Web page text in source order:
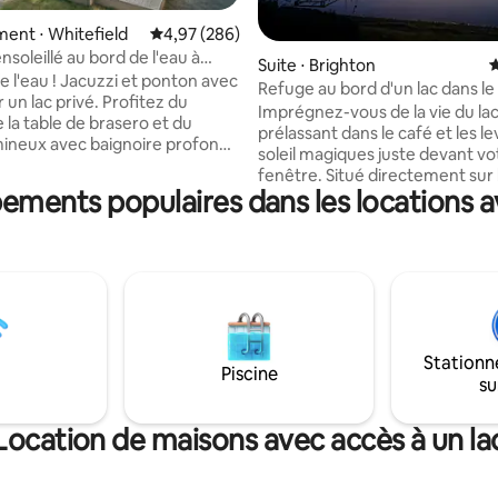
base de 228 commentaires : 4,96 sur 5
⋅ Whitefield Évaluation moyenne sur la base de 286
4,97 (286)
au bord de l'eau à
l'eau ! Jacuzzi et ponton avec
un lac privé. Profitez du
la table de brasero et du
avec baignoire profonde
dans la cuisine ou faites
dans le pavillon au bord de
de vins
gratuite ! C'est plus qu'un
une escapade avec des
de sentiers et un étang privé
Suite ⋅ Brighton
Refuge au bord d'un lac dans
du Vermont
Imprégnez-vous de la vie du
prélassant dans le café et les
soleil magiques juste devant
fenêtre. Situé directement sur les
sentiers VAST, l'emplacement
pour deux à trois
appartement classique de style
en pin sera votre refuge ultime
Vermont. Appartement privé
entièrement désinfecté, tout le
Magnifique vue sur le lac au
soleil.
populaires dans les locations
Piscine
de maisons avec accès à un